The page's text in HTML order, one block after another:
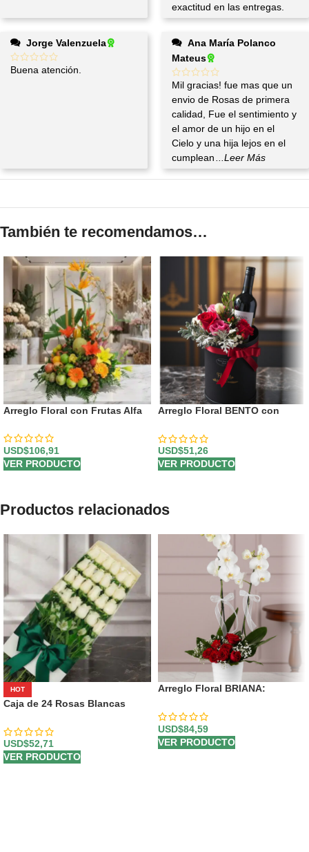
exactitud en las entregas.
Jorge Valenzuela
Buena atención.
Mateus
Mil gracias! fue mas que un
envio de Rosas de primera
calidad, Fue el sentimiento y
el amor de un hijo en el
Cielo y una hija lejos en el
cumplean
...Leer Más
También te recomendamos…
Arreglo Floral con Frutas Alfa
USD$106,91
VER PRODUCTO
Arreglo Floral BENTO con
Regalar 🎁
USD$51,26
VER PRODUCTO
Productos relacionados
HOT
Caja de 24 Rosas Blancas
USD$52,71
VER PRODUCTO
Arreglo Floral BRIANA:
Enamorar 🌹
USD$84,59
VER PRODUCTO